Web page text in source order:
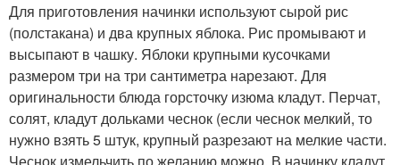
Для приготовления начинки используют сырой рис
(полстакана) и два крупных яблока. Рис промывают и
высыпают в чашку. Яблоки крупными кусочками
размером три на три сантиметра нарезают. Для
оригинальности блюда горсточку изюма кладут. Перчат,
солят, кладут дольками чеснок (если чеснок мелкий, то
нужно взять 5 штук, крупный разрезают на мелкие части.